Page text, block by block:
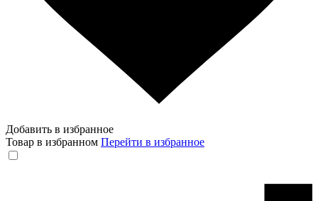
Добавить в избранное
Товар в избранном Перейти в избранное